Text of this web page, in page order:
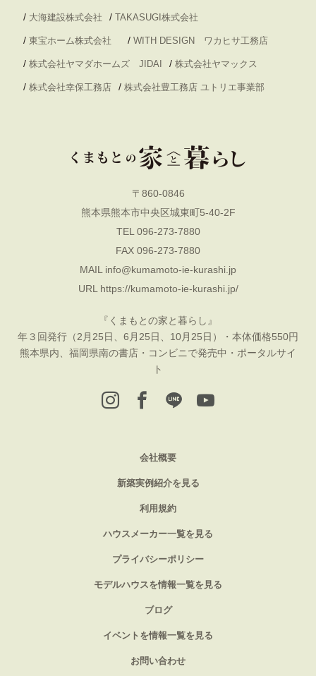
/ 大海建設株式会社 / TAKASUGI株式会社
/ 東宝ホーム株式会社 / WITH DESIGN ワカヒサ工務店
/ 株式会社ヤマダホームズ JIDAI / 株式会社ヤマックス
/ 株式会社幸保工務店 / 株式会社豊工務店 ユトリエ事業部
〒860-0846
熊本県熊本市中央区城東町5-40-2F
TEL 096-273-7880
FAX 096-273-7880
MAIL info@kumamoto-ie-kurashi.jp
URL https://kumamoto-ie-kurashi.jp/
『くまもとの家と暮らし』
年３回発行（2月25日、6月25日、10月25日）・本体価格550円
熊本県内、福岡県南の書店・コンビニで発売中・ポータルサイ
ト
会社概要
新築実例紹介を見る
利用規約
ハウスメーカー一覧を見る
プライバシーポリシー
モデルハウスを情報一覧を見る
ブログ
イベントを情報一覧を見る
お問い合わせ